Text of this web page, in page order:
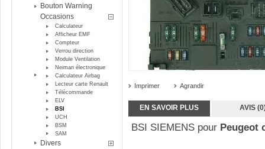
Bouton Warning
Occasions
Calculateur
Afficheur EMF
Compteur
Verrou direction
Module Ventilation
Neiman électronique
Calculateur Airbag
Lecteur carte Renault
Télécommande
ELV
BSI
UCH
BSM
SAM
Divers
Imprimer Agrandir
EN SAVOIR PLUS AVIS
BSI SIEMENS pour Peugeot